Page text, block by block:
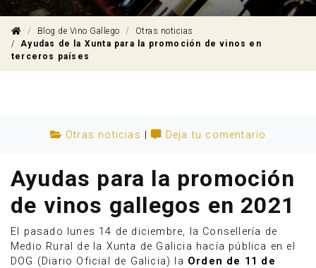
Blog de Vino Gallego
Otras noticias
Ayudas de la Xunta para la promoción de vinos en
terceros países
Otras noticias | Deja tu comentario
Ayudas para la promoción
de vinos gallegos en 2021
El pasado lunes 14 de diciembre, la Consellería de
Medio Rural de la Xunta de Galicia hacía pública en el
DOG (Diario Oficial de Galicia) la Orden de 11 de